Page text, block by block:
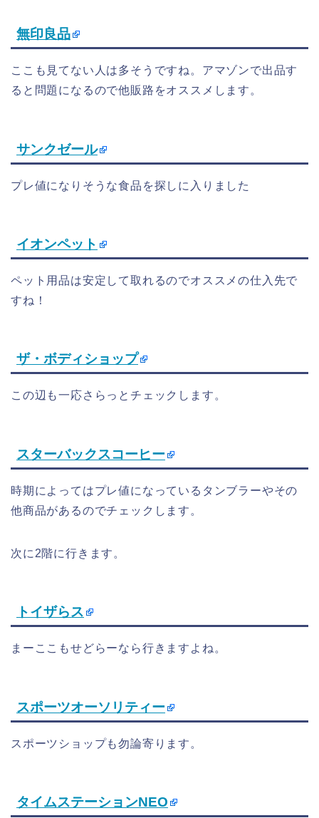
無印良品
ここも見てない人は多そうですね。アマゾンで出品す
ると問題になるので他販路をオススメします。
サンクゼール
プレ値になりそうな食品を探しに入りました
イオンペット
ペット用品は安定して取れるのでオススメの仕入先で
すね！
ザ・ボディショップ
この辺も一応さらっとチェックします。
スターバックスコーヒー
時期によってはプレ値になっているタンブラーやその
他商品があるのでチェックします。
次に2階に行きます。
トイザらス
まーここもせどらーなら行きますよね。
スポーツオーソリティー
スポーツショップも勿論寄ります。
タイムステーションNEO